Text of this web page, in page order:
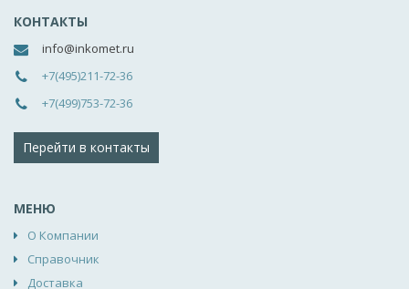
КОНТАКТЫ
info@inkomet.ru
+7(495)211-72-36
+7(499)753-72-36
Перейти в контакты
МЕНЮ
О Компании
Справочник
Доставка